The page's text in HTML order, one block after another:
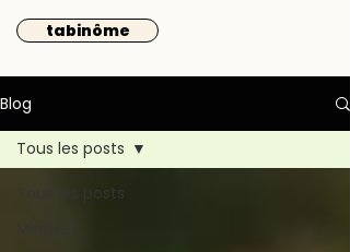
tabinôme
Blog
Tous les posts
Tous les posts